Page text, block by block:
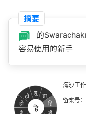
摘要
的
容易使用的新手
海沙工
备案号